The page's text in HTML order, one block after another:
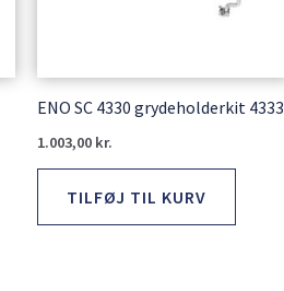
ENO SC 4330 grydeholderkit 4333
1.003,00 kr.
TILFØJ TIL KURV